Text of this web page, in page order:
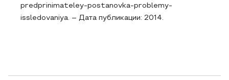
predprinimateley-postanovka-problemy-
issledovaniya. – Дата публикации: 2014.